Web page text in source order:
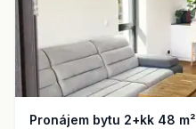
Pronájem bytu 2+kk 48 m²